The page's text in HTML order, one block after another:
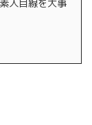
人目線を大事